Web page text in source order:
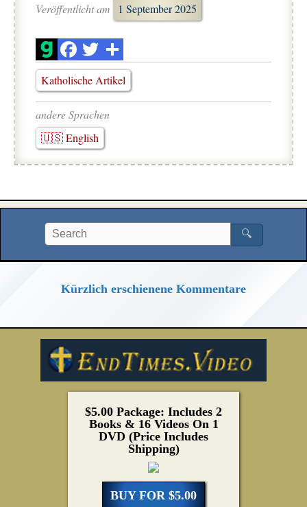
Veröffentlicht am 1 September 2025
Katholische Artikel
andere Sprachen
🇺🇸 English
🔍
Kürzlich erschienene Kommentare
$5.00 Package: Includes 2
Books & 16 Videos On 1
DVD (Price Includes
Shipping)
BUY FOR $5.00